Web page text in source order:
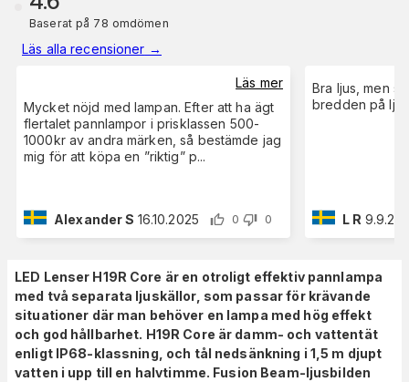
Baserat på 78 omdömen
Läs alla recensioner →
Läs mer
Mycket nöjd med lampan. Efter att ha ägt
flertalet pannlampor i prisklassen 500-
1000kr av andra märken, så bestämde jag
mig för att köpa en ”riktig” p...
Alexander S 16.10.2025 0 0
Bra ljus, men
bredden på
L R
LED Lenser H19R Core är en otroligt effektiv pannlampa
med två separata ljuskällor, som passar för krävande
situationer där man behöver en lampa med hög effekt
och god hållbarhet. H19R Core är damm- och vattentät
enligt IP68-klassning, och tål nedsänkning i 1,5 m djupt
vatten i upp till en halvtimme. Fusion Beam-ljusbilden